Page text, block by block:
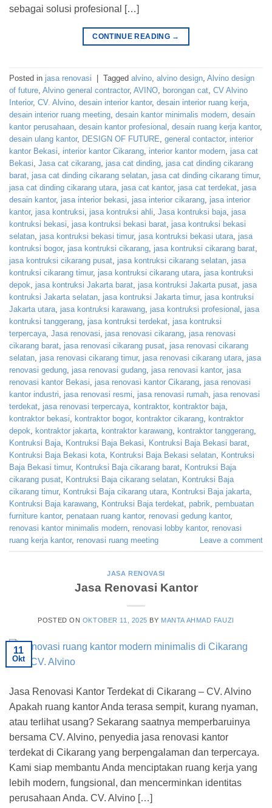
sebagai solusi profesional […]
CONTINUE READING →
Posted in jasa renovasi | Tagged alvino alvino design Alvino design
of future Alvino general contractor, AVINO borongan cat CV Alvino
Interior, CV. Alvino desain interior kantor, desain interior ruang kerja
desain interior ruang meeting desain kantor minimalis modern desain
kantor perusahaan desain kantor profesional desain ruang kerja kantor,
desain ulang kantor, DESIGN OF FUTURE general contactor, interior
kantor Bekasi
interior kantor Cikarang interior kantor modern jasa cat
Bekasi Jasa cat cikarang jasa cat dinding jasa cat dinding cikarang
barat jasa cat dinding cikarang selatan jasa cat dinding cikarang timur,
jasa cat dinding cikarang utara jasa cat kantor, jasa cat terdekat jasa
desain kantor, jasa interior bekasi jasa interior cikarang jasa interior
kantor, jasa kontruksi jasa kontruksi ahli Jasa kontruksi baja jasa
kontruksi bekasi
jasa kontruksi bekasi barat jasa kontruksi bekasi
selatan jasa kontruksi bekasi timur, jasa kontruksi bekasi utara jasa
kontruksi bogor, jasa kontruksi cikarang jasa kontruksi cikarang barat
jasa kontruksi cikarang pusat jasa kontruksi cikarang selatan jasa
kontruksi cikarang timur, jasa kontruksi cikarang utara jasa kontruksi
depok
jasa kontruksi Jakarta barat jasa kontruksi Jakarta pusat jasa
kontruksi Jakarta selatan jasa kontruksi Jakarta timur, jasa kontruksi
Jakarta utara jasa kontruksi karawang jasa kontruksi profesional
jasa
kontruksi tanggerang jasa kontruksi terdekat jasa kontruksi
terpercaya Jasa renovasi jasa renovasi cikarang jasa renovasi
cikarang barat jasa renovasi cikarang pusat jasa renovasi cikarang
selatan jasa renovasi cikarang timur, jasa renovasi cikarang utara jasa
renovasi gedung jasa renovasi gudang jasa renovasi kantor, jasa
renovasi kantor Bekasi
jasa renovasi kantor Cikarang jasa renovasi
kantor industri
jasa renovasi resmi jasa renovasi rumah jasa renovasi
terdekat jasa renovasi terpercaya kontraktor, kontraktor baja
kontraktor bekasi
kontraktor bogor, kontraktor cikarang kontraktor
depok
kontraktor jakarta kontraktor karawang kontraktor tanggerang
Kontruksi Baja Kontruksi Baja Bekasi Kontruksi Baja Bekasi barat
Kontruksi Baja Bekasi kota Kontruksi Baja Bekasi selatan Kontruksi
Baja Bekasi timur, Kontruksi Baja cikarang barat Kontruksi Baja
cikarang pusat Kontruksi Baja cikarang selatan Kontruksi Baja
cikarang timur, Kontruksi Baja cikarang utara Kontruksi Baja jakarta
Kontruksi Baja karawang Kontruksi Baja terdekat pabrik pembuatan
furniture kantor, penataan ruang kantor, renovasi gedung kantor,
renovasi kantor minimalis modern renovasi lobby kantor, renovasi
ruang kerja kantor, renovasi ruang meeting Leave a comment
JASA RENOVASI
Jasa Renovasi Kantor
POSTED ON OKTOBER 11, 2025 BY MANTA AHMAD FAUZI
11
Okt
Jasa Renovasi Kantor Terdekat di Cikarang – CV. Alvino
Apakah ruang kantor Anda terasa sempit, kurang nyaman,
atau terlihat usang? Sekarang saatnya memperbaruinya
bersama CV. Alvino, penyedia jasa renovasi kantor
terdekat di Cikarang yang berpengalaman dan terpercaya.
Kami siap membantu Anda menciptakan ruang kerja yang
lebih modern, fungsional, dan mencerminkan identitas
perusahaan Anda. CV. Alvino […]